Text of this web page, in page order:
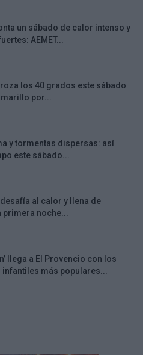
un sábado de calor intenso y
AEMET...
los 40 grados este sábado
por...
y tormentas dispersas: así
este sábado...
al calor y llena de
primera noche...
llega a El Provencio con los
infantiles más populares...